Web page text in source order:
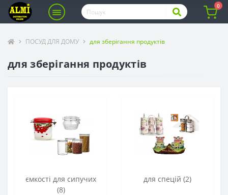
0
ПОСУД ДЛЯ ДОМУ для зберігання продуктів
для зберігання продуктів
ємкості для сипучих
(8)
для спецій (2)